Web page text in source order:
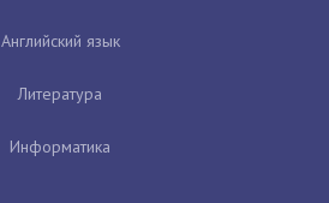
Английский язык
Литература
Информатика